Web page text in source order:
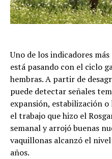
Uno de los indicadores
está pasando con el ciclo
hembras. A partir de
puede detectar señales
expansión, estabilización
el trabajo que hizo el
semanal y arrojó buenas
vaquillonas alcanzó el
años.